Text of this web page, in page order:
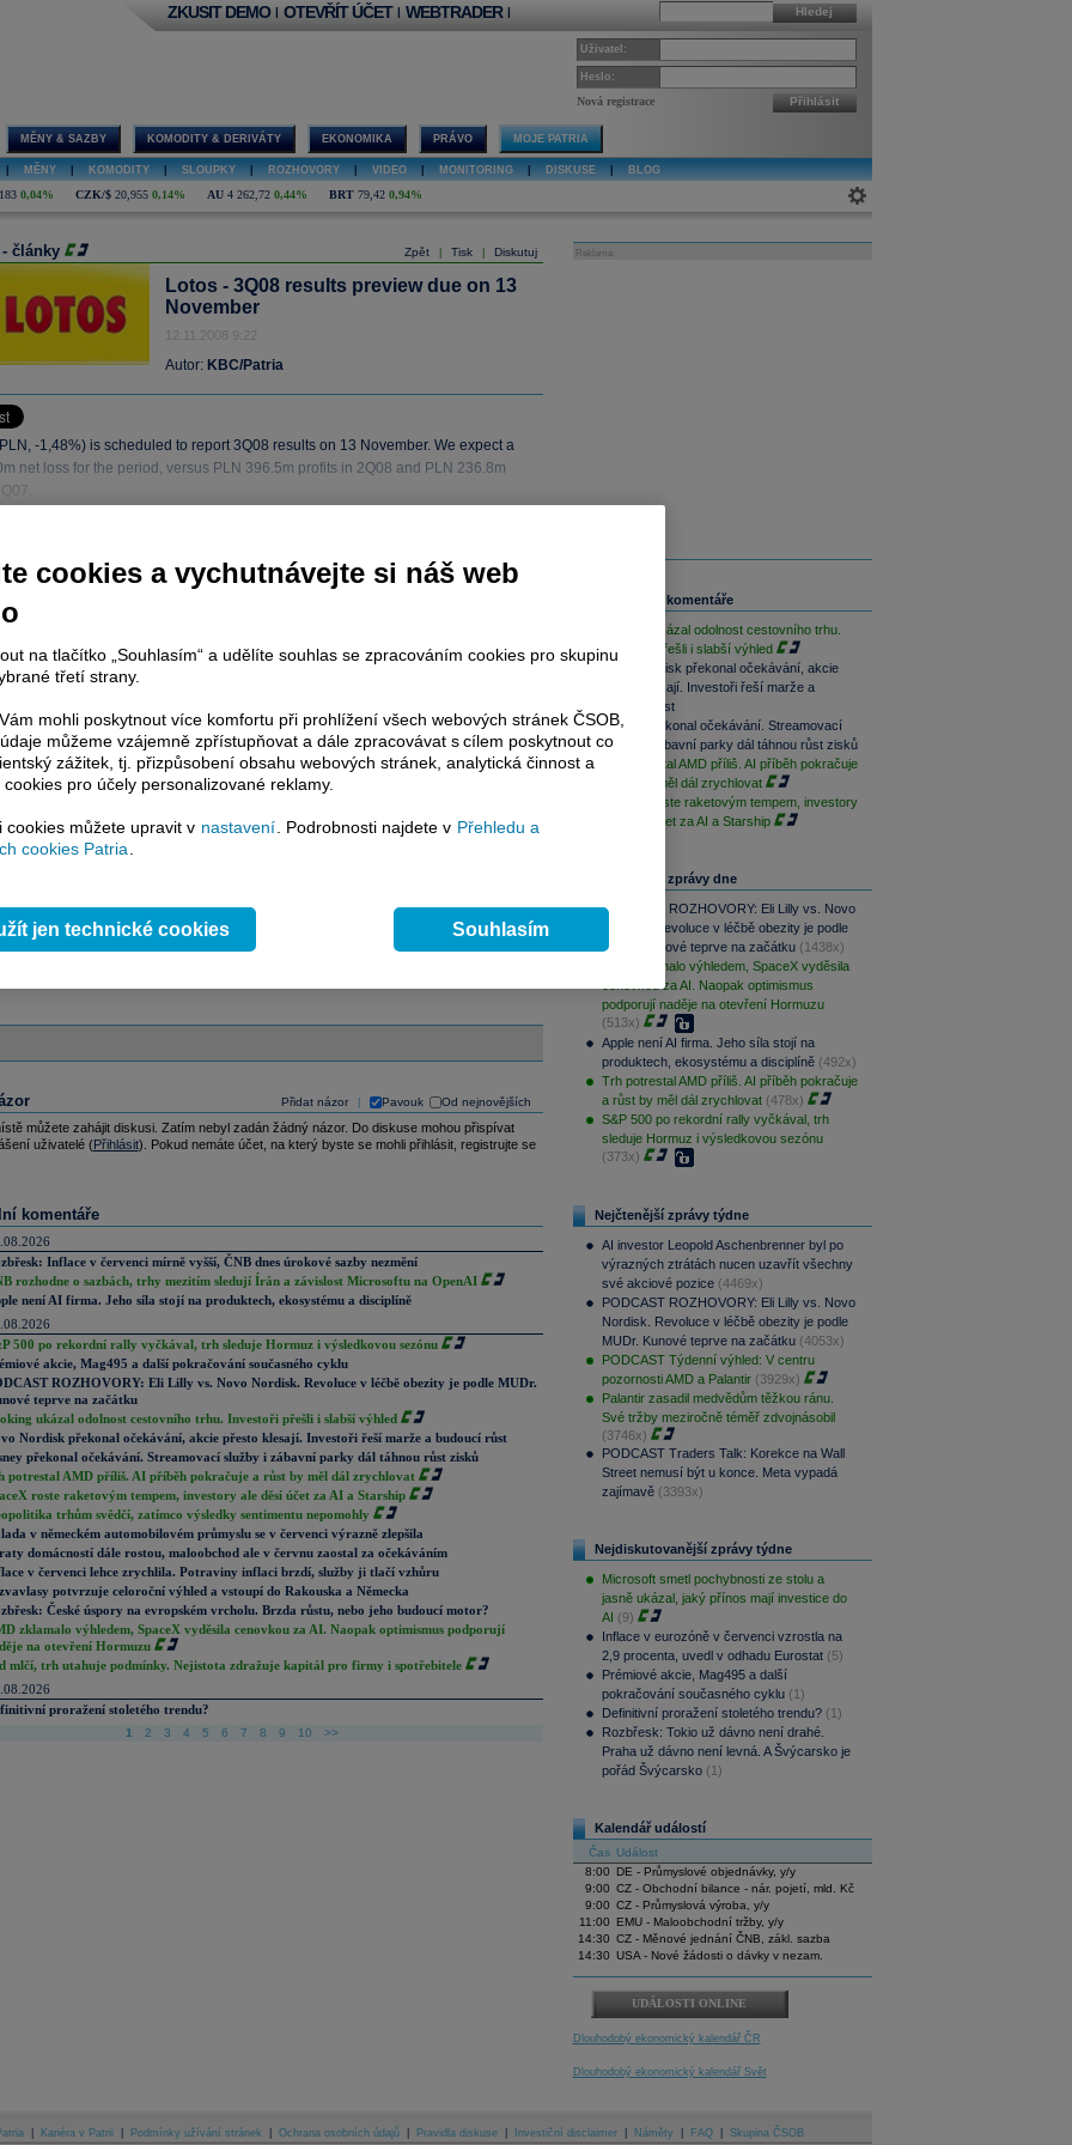
Hledej
ZKUSIT DEMO | OTEVŘÍT ÚČET | WEBTRADER |
Uživatel:
Heslo:
Nová registrace Přihlásit
MĚNY & SAZBY KOMODITY & DERIVÁTY EKONOMIKA PRÁVO MOJE PATRIA
MĚNY KOMODITY SLOUPKY ROZHOVORY VIDEO MONITORING DISKUSE BLOG
0,04% CZK/$ 20,955 0,14% AU 4 262,72 0,44% BRT 79,42 0,94%
Zpět Tisk Diskutuj
- články
Lotos - 3Q08 results preview due on 13
November
12.11.2008 9:22
Autor: KBC/Patria
-1,48%) is scheduled to report 3Q08 results on 13 November. We expect a
net loss for the period, versus PLN 396.5m profits in 2Q08 and PLN 236.8m
článku je dostupné jen klientům placených služeb Patria Plus/
Plus
placeného informačního servisu získáte
bez jakýchkoliv omezení. Veškeré
komentáře a horké zprávy jsou
terminálovou metodou (bez nutnosti obnovovat stránku) bez
a v plné verzi.
zpravodajství, ale i další služby získáte v Patria Plus / Investor Plus - sms
mailovézpravodajství,
Přidat názor Pavouk Od nejnovějších
můžete zahájit diskusi. Zatím nebyl zadán žádný názor. Do diskuse mohou přispívat
uživatelé (Přihlásit). Pokud nemáte účet, na který byste se mohli přihlásit, registrujte se
komentáře
Inflace v červenci mírně vyšší, ČNB dnes úrokové sazby nezmění
rozhodne o sazbách, trhy mezitím sledují Írán a závislost Microsoftu na OpenAI
není AI firma. Jeho síla stojí na produktech, ekosystému a disciplíně
500 po rekordní rally vyčkával, trh sleduje Hormuz i výsledkovou sezónu
akcie, Mag495 a další pokračování současného cyklu
ROZHOVORY: Eli Lilly vs. Novo Nordisk. Revoluce v léčbě obezity je podle MUDr.
teprve na začátku
ukázal odolnost cestovního trhu. Investoři přešli i slabší výhled
Nordisk překonal očekávání, akcie přesto klesají. Investoři řeší marže a budoucí růst
překonal očekávání. Streamovací služby i zábavní parky dál táhnou růst zisků
potrestal AMD příliš. AI příběh pokračuje a růst by měl dál zrychlovat
roste raketovým tempem, investory ale děsí účet za AI a Starship
trhům svědčí, zatímco výsledky sentimentu nepomohly
v německém automobilovém průmyslu se v červenci výrazně zlepšila
domácností dále rostou, maloobchod ale v červnu zaostal za očekáváním
v červenci lehce zrychlila. Potraviny inflaci brzdí, služby ji tlačí vzhůru
potvrzuje celoroční výhled a vstoupí do Rakouska a Německa
České úspory na evropském vrcholu. Brzda růstu, nebo jeho budoucí motor?
zklamalo výhledem, SpaceX vyděsila cenovkou za AI. Naopak optimismus podporují
na otevření Hormuzu
mlčí, trh utahuje podmínky. Nejistota zdražuje kapitál pro firmy i spotřebitele
proražení stoletého trendu?
1 2 3 4 5 6 7 8 9 10 >>
Reklama
Související komentáře
Booking ukázal odolnost cestovního trhu.
Investoři přešli i slabší výhled
Novo Nordisk překonal očekávání, akcie
přesto klesají. Investoři řeší marže a
budoucí růst
Disney překonal očekávání. Streamovací
služby i zábavní parky dál táhnou růst zisků
Trh potrestal AMD příliš. AI příběh pokračuje
a růst by měl dál zrychlovat
SpaceX roste raketovým tempem, investory
ale děsí účet za AI a Starship
Nejčtenější zprávy dne
PODCAST ROZHOVORY: Eli Lilly vs. Novo
Nordisk. Revoluce v léčbě obezity je podle
MUDr. Kunové teprve na začátku (1438x)
AMD zklamalo výhledem, SpaceX vyděsila
cenovkou za AI. Naopak optimismus
podporují naděje na otevření Hormuzu
(513x)
Apple není AI firma. Jeho síla stojí na
produktech, ekosystému a disciplíně (492x)
Trh potrestal AMD příliš. AI příběh pokračuje
a růst by měl dál zrychlovat (478x)
S&P 500 po rekordní rally vyčkával, trh
sleduje Hormuz i výsledkovou sezónu
(373x)
Nejčtenější zprávy týdne
AI investor Leopold Aschenbrenner byl po
výrazných ztrátách nucen uzavřít všechny
své akciové pozice (4469x)
PODCAST ROZHOVORY: Eli Lilly vs. Novo
Nordisk. Revoluce v léčbě obezity je podle
MUDr. Kunové teprve na začátku (4053x)
PODCAST Týdenní výhled: V centru
pozornosti AMD a Palantir (3929x)
Palantir zasadil medvědům těžkou ránu.
Své tržby meziročně téměř zdvojnásobil
(3746x)
PODCAST Traders Talk: Korekce na Wall
Street nemusí být u konce. Meta vypadá
zajímavě (3393x)
Nejdiskutovanější zprávy týdne
Microsoft smetl pochybnosti ze stolu a
jasně ukázal, jaký přínos mají investice do
AI (9)
Inflace v eurozóně v červenci vzrostla na
2,9 procenta, uvedl v odhadu Eurostat (5)
Prémiové akcie, Mag495 a další
pokračování současného cyklu (1)
Definitivní proražení stoletého trendu? (1)
Rozbřesk: Tokio už dávno není drahé.
Praha už dávno není levná. A Švýcarsko je
pořád Švýcarsko (1)
Kalendář událostí
Čas Událost
8:00
DE - Průmyslové objednávky, y/y
9:00 CZ - Obchodní bilance - nár. pojetí, mld. Kč
9:00 CZ - Průmyslová výroba, y/y
11:00
EMU - Maloobchodní tržby, y/y
14:30 CZ - Měnové jednání ČNB, zákl. sazba
14:30 USA - Nové žádosti o dávky v nezam.
UDÁLOSTI ONLINE
Dlouhodobý ekonomický kalendář ČR
Dlouhodobý ekonomický kalendář Svět
Kariéra v Patrii Podmínky užívání stránek Ochrana osobních údajů Pravidla diskuse Investiční disclaimer Náměty FAQ Skupina ČSOB
cookies a vychutnávejte si náš web
na tlačítko „Souhlasím“ a udělíte souhlas se zpracováním cookies pro skupinu
třetí strany.
mohli poskytnout více komfortu při prohlížení všech webových stránek ČSOB,
můžeme vzájemně zpřístupňovat a dále zpracovávat s cílem poskytnout co
zážitek, tj. přizpůsobení obsahu webových stránek, analytická činnost a
pro účely personalizované reklamy.
cookies můžete upravit v nastavení . Podrobnosti najdete v Přehledu a
cookies Patria
jen technické cookies Souhlasím